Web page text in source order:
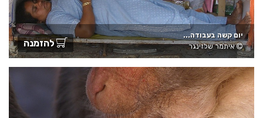
יום קשה בעבודה...
איתמר שלזינגר
להזמנה